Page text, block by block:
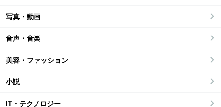
写真・動画
音声・音楽
美容・ファッション
小説
IT・テクノロジー